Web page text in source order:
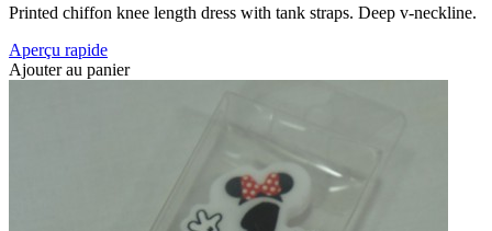
Printed chiffon knee length dress with tank straps. Deep v-neckline.
Aperçu rapide
Ajouter au panier